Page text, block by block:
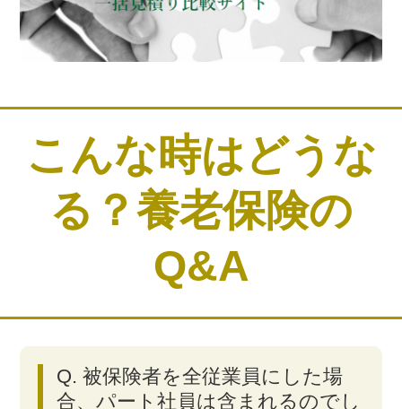
こんな時はどうな
る？養老保険の
Q&A
Q. 被保険者を全従業員にした場
合、パート社員は含まれるのでし